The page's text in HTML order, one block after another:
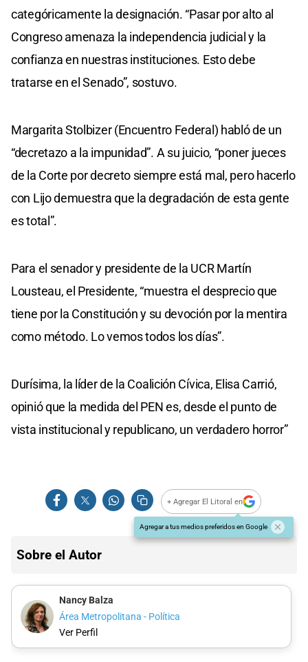
categóricamente la designación. “Pasar por alto al
Congreso amenaza la independencia judicial y la
confianza en nuestras instituciones. Esto debe
tratarse en el Senado”, sostuvo.
Margarita Stolbizer (Encuentro Federal) habló de un
“decretazo a la impunidad”. A su juicio, “poner jueces
de la Corte por decreto siempre está mal, pero hacerlo
con Lijo demuestra que la degradación de esta gente
es total”.
Para el senador y presidente de la UCR Martín
Lousteau, el Presidente, “muestra el desprecio que
tiene por la Constitución y su devoción por la mentira
como método. Lo vemos todos los días”.
Durísima, la líder de la Coalición Cívica, Elisa Carrió,
opinió que la medida del PEN es, desde el punto de
vista institucional y republicano, un verdadero horror”
+ Agregar El Litoral en
Agregar a tus medios preferidos en Google
Sobre el Autor
Nancy Balza
Área Metropolitana - Política
Ver Perfil